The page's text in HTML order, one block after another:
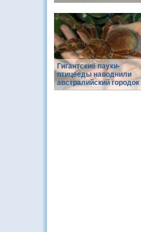
Гигантские пауки-
птицееды наводнили
австралийский городок